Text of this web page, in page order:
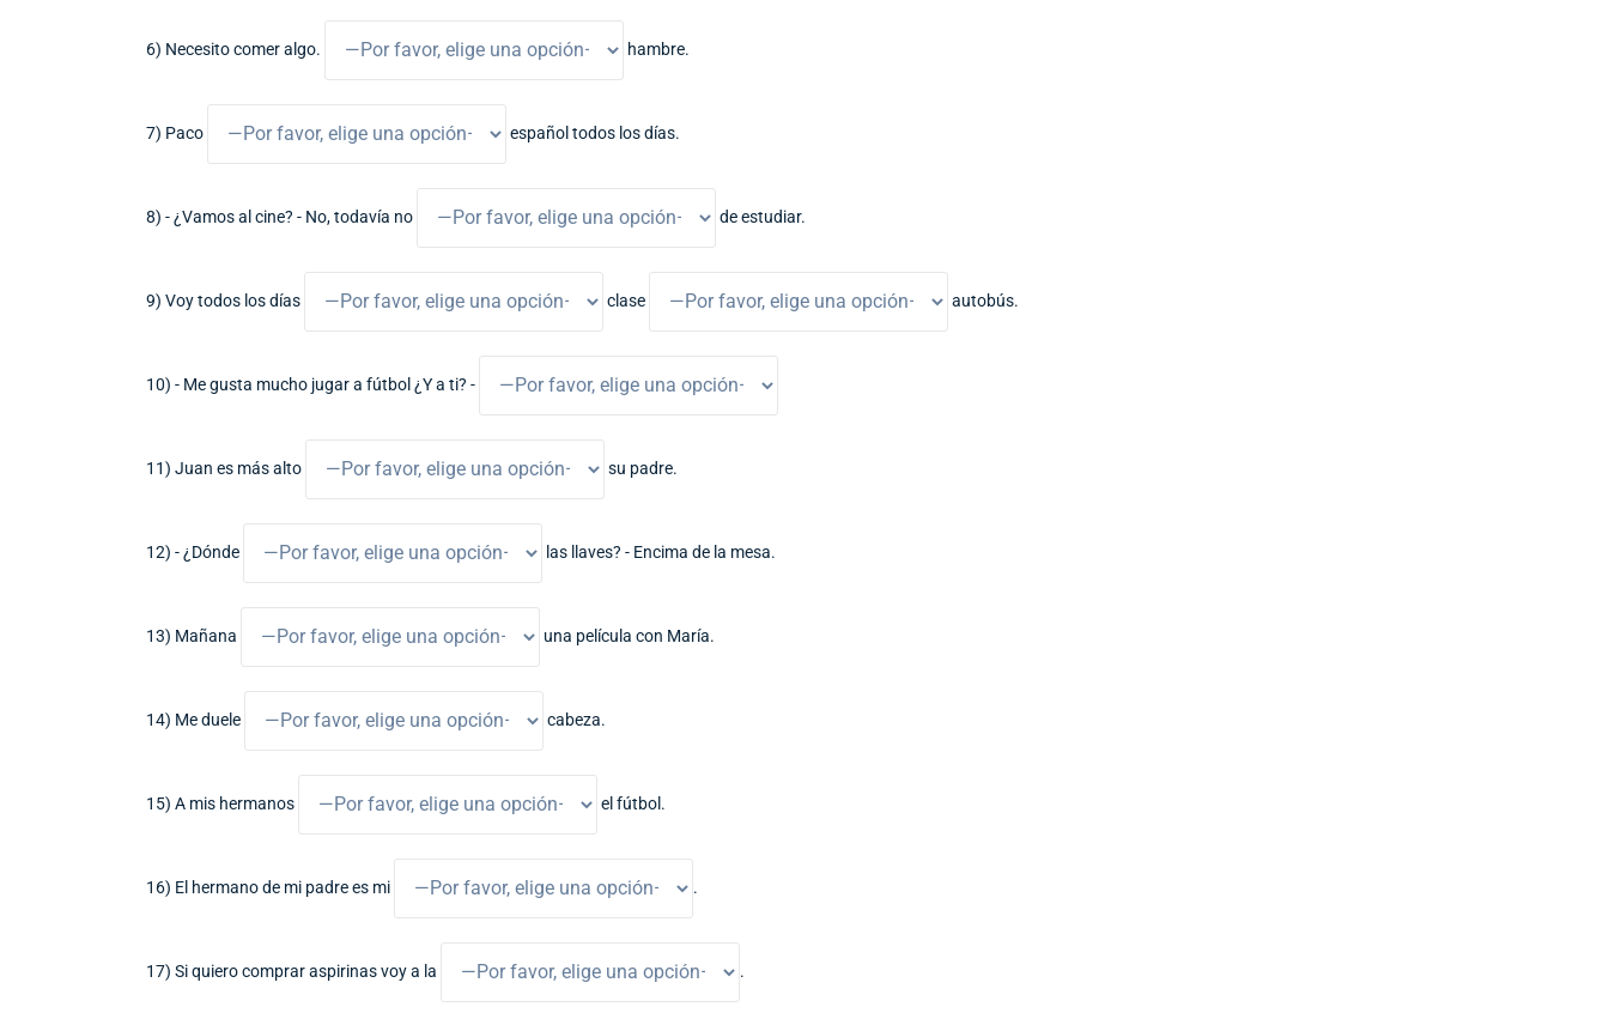
6) Necesito comer algo. hambre.
7) Paco español todos los días.
8) - ¿Vamos al cine? - No, todavía no de estudiar.
9) Voy todos los días clase autobús.
10) - Me gusta mucho jugar a fútbol ¿Y a ti? -
11) Juan es más alto su padre.
12) - ¿Dónde las llaves? - Encima de la mesa.
13) Mañana una película con María.
14) Me duele cabeza.
15) A mis hermanos el fútbol.
16) El hermano de mi padre es mi .
17) Si quiero comprar aspirinas voy a la .